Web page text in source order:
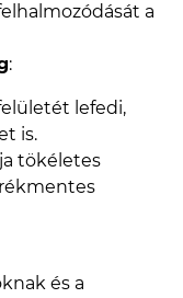
a
:
lefedi,
is.
tökéletes
és a